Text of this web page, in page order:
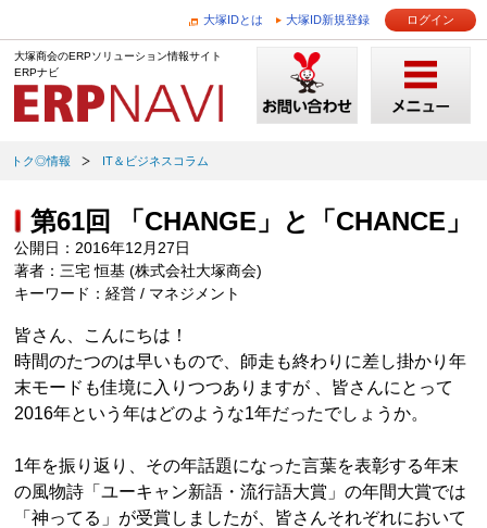
大塚IDとは 大塚ID新規登録 ログイン
大塚商会のERPソリューション情報サイト
ERPナビ
トク◎情報 IT＆ビジネスコラム
第61回 「CHANGE」と「CHANCE」
公開日：2016年12月27日
著者：三宅 恒基 (株式会社大塚商会)
キーワード：経営 / マネジメント
皆さん、こんにちは！
時間のたつのは早いもので、師走も終わりに差し掛かり年
末モードも佳境に入りつつありますが 、皆さんにとって
2016年という年はどのような1年だったでしょうか。
1年を振り返り、その年話題になった言葉を表彰する年末
の風物詩「ユーキャン新語・流行語大賞」の年間大賞では
「神ってる」が受賞しましたが、皆さんそれぞれにおいて